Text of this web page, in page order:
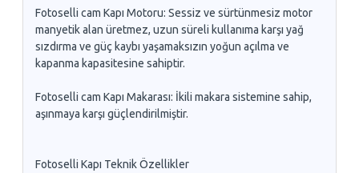
Fotoselli cam Kapı Motoru: Sessiz ve sürtünmesiz motor
manyetik alan üretmez, uzun süreli kullanıma karşı yağ
sızdırma ve güç kaybı yaşamaksızın yoğun açılma ve
kapanma kapasitesine sahiptir.
Fotoselli cam Kapı Makarası: İkili makara sistemine sahip,
aşınmaya karşı güçlendirilmiştir.
Fotoselli Kapı Teknik Özellikler